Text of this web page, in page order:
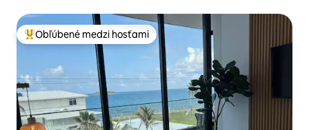
Najobľúbenejšie medzi hosťami
Obľúbené medzi hosťami